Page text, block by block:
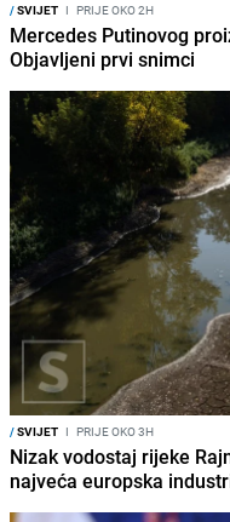
/SVIJET I PRIJE OKO 2H
Mercedes Putinovog
Objavljeni prvi snimci
/SVIJET I PRIJE OKO 3H
Nizak vodostaj rijeke
najveća europska